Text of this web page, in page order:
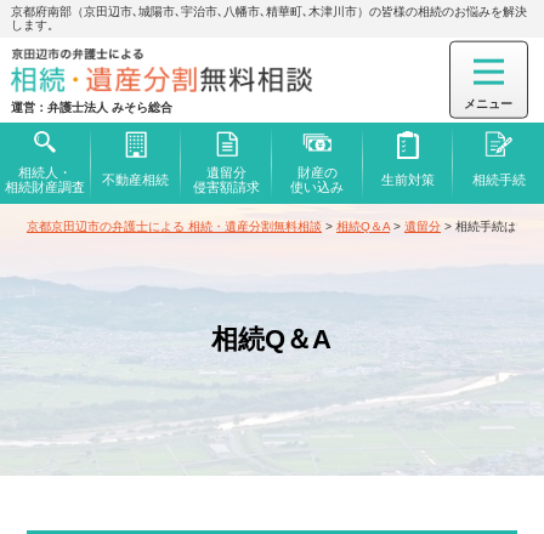
京都府南部（京田辺市､城陽市､宇治市､八幡市､精華町､木津川市）の皆様の相続のお悩みを解決
します。
運営：弁護士法人 みそら総合
相続人・
相続財産調査
不動産相続
遺留分
侵害額請求
財産の
使い込み
生前対策 相続手続
京都京田辺市の弁護士による 相続・遺産分割無料相談 >相続Q＆A >遺留分 >相続手続はい
相続Q＆A